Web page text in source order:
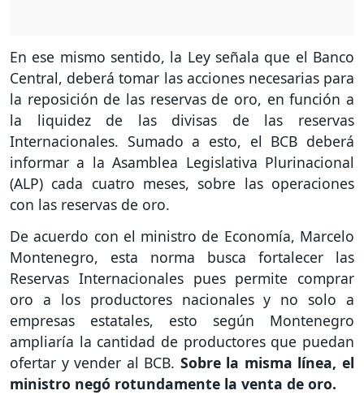
En ese mismo sentido, la Ley señala que el Banco
Central, deberá tomar las acciones necesarias para
la reposición de las reservas de oro, en función a
la liquidez de las divisas de las reservas
Internacionales. Sumado a esto, el BCB deberá
informar a la Asamblea Legislativa Plurinacional
(ALP) cada cuatro meses, sobre las operaciones
con las reservas de oro.
De acuerdo con el ministro de Economía, Marcelo
Montenegro, esta norma busca fortalecer las
Reservas Internacionales pues permite comprar
oro a los productores nacionales y no solo a
empresas estatales, esto según Montenegro
ampliaría la cantidad de productores que puedan
ofertar y vender al BCB. Sobre la misma línea, el
ministro negó rotundamente la venta de oro.